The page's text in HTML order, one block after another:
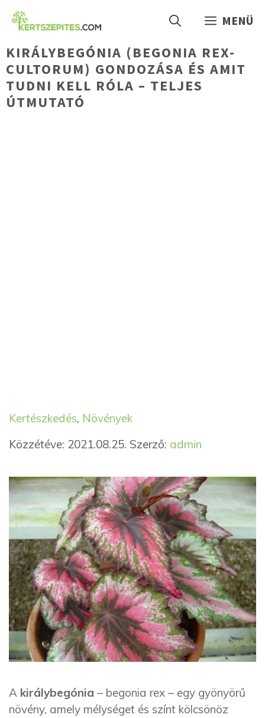
Kilépés
MENÜ
KIRÁLYBEGÓNIA (BEGONIA REX-
CULTORUM) GONDOZÁSA ÉS AMIT
TUDNI KELL RÓLA – TELJES
ÚTMUTATÓ
Kategória
Kertészkedés, NövényekCímkék
Közzétéve: 2021.08.25. Szerző: admin
A királybegónia – begonia rex – egy gyönyörű
növény, amely mélységet és színt kölcsönöz